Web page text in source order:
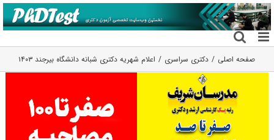
رفتن
به
محتوا
صفحه اصلی دکتری سراسری اعلام شهریه دکتری شبانه دانشگاه بیرجند ۱۴۰۳